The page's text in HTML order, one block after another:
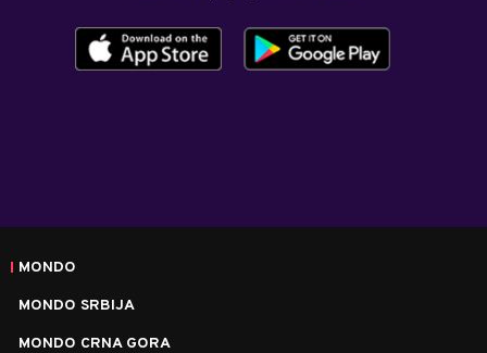
MONDO
MONDO SRBIJA
MONDO CRNA GORA